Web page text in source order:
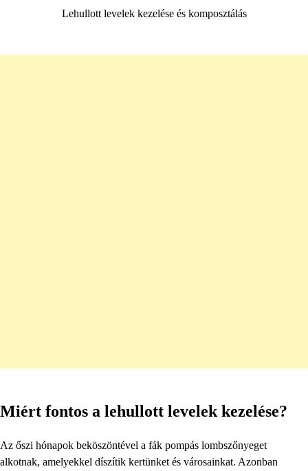
Lehullott levelek kezelése és komposztálás
Miért fontos a lehullott levelek kezelése?
Az őszi hónapok beköszöntével a fák pompás lombszőnyeget
alkotnak, amelyekkel díszítik kertünket és városainkat. Azonban